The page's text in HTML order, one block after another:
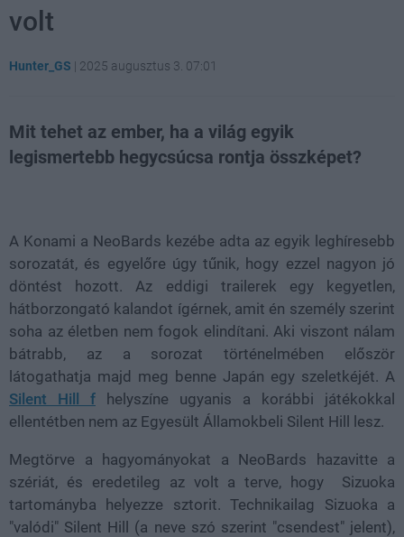
volt
Hunter_GS | 2025 augusztus 3. 07:01
Mit tehet az ember, ha a világ egyik
legismertebb hegycsúcsa rontja összképet?
A Konami a NeoBards kezébe adta az egyik leghíresebb
sorozatát, és egyelőre úgy tűnik, hogy ezzel nagyon jó
döntést hozott. Az eddigi trailerek egy kegyetlen,
hátborzongató kalandot ígérnek, amit én személy szerint
soha az életben nem fogok elindítani. Aki viszont nálam
bátrabb, az a sorozat történelmében először
látogathatja majd meg benne Japán egy szeletkéjét. A
Silent Hill f helyszíne ugyanis a korábbi játékokkal
ellentétben nem az Egyesült Államokbeli Silent Hill lesz.
Megtörve a hagyományokat a NeoBards hazavitte a
szériát, és eredetileg az volt a terve, hogy Sizuoka
tartományba helyezze sztorit. Technikailag Sizuoka a
"valódi" Silent Hill (a neve szó szerint "csendest" jelent),